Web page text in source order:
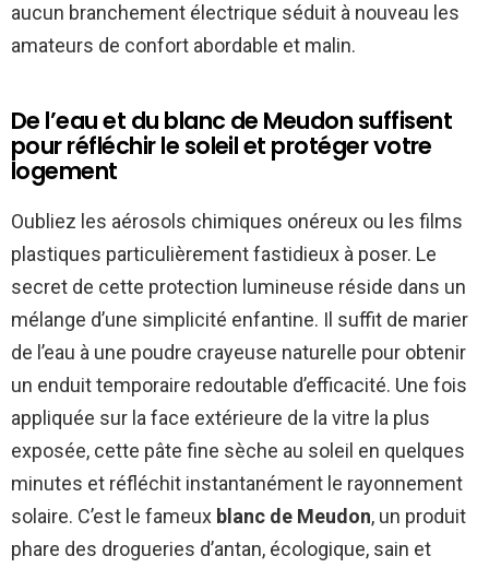
aucun branchement électrique séduit à nouveau les
amateurs de confort abordable et malin.
De l’eau et du blanc de Meudon suffisent
pour réfléchir le soleil et protéger votre
logement
Oubliez les aérosols chimiques onéreux ou les films
plastiques particulièrement fastidieux à poser. Le
secret de cette protection lumineuse réside dans un
mélange d’une simplicité enfantine. Il suffit de marier
de l’eau à une poudre crayeuse naturelle pour obtenir
un enduit temporaire redoutable d’efficacité. Une fois
appliquée sur la face extérieure de la vitre la plus
exposée, cette pâte fine sèche au soleil en quelques
minutes et réfléchit instantanément le rayonnement
solaire. C’est le fameux blanc de Meudon, un produit
phare des drogueries d’antan, écologique, sain et